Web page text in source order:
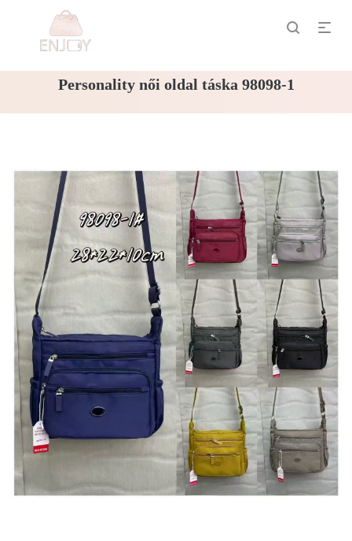
Personality női oldal táska 98098-1